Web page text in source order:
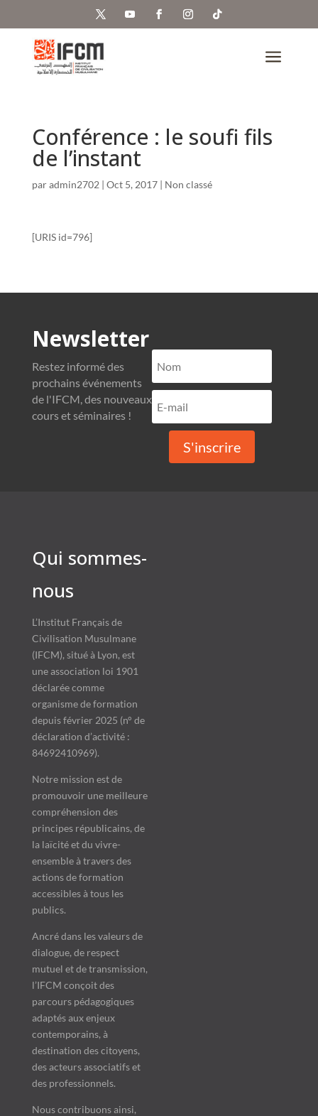
a
Conférence : le soufi fils
de l’instant
paradmin2702 | Oct 5, 2017| Non classé
[URIS id=796]
Newsletter
Restez informé des
prochains événements
de l'IFCM, des nouveaux
cours et séminaires !
S'inscrire
Qui sommes-
nous
L’Institut Français de
Civilisation Musulmane
(IFCM), situé à Lyon, est
une association loi 1901
déclarée comme
organisme de formation
depuis février 2025 (n° de
déclaration d’activité :
84692410969).
Notre mission est de
promouvoir une meilleure
compréhension des
principes républicains, de
la laïcité et du vivre-
ensemble à travers des
actions de formation
accessibles à tous les
publics.
Ancré dans les valeurs de
dialogue, de respect
mutuel et de transmission,
l’IFCM conçoit des
parcours pédagogiques
adaptés aux enjeux
contemporains, à
destination des citoyens,
des acteurs associatifs et
des professionnels.
Nous contribuons ainsi,